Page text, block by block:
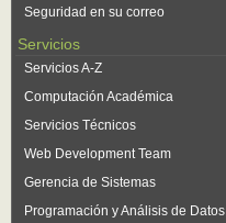
Seguridad en su correo
Servicios
Servicios A-Z
Computación Académica
Servicios Técnicos
Web Development Team
Gerencia de Sistemas
Programación y Análisis de Datos